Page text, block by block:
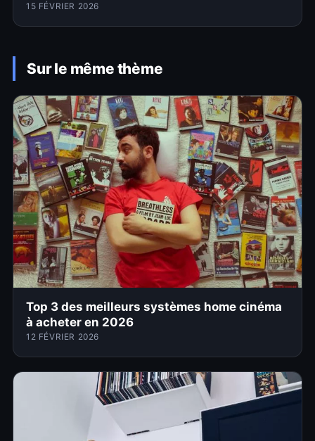
15 FÉVRIER 2026
Sur le même thème
Top 3 des meilleurs systèmes home cinéma
à acheter en 2026
12 FÉVRIER 2026